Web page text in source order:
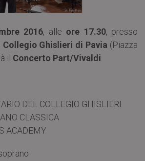
2016, alle ore 17.30, presso
Ghislieri di Pavia (Piazza
il Concerto Part/Vivaldi
DEL COLLEGIO GHISLIERI
CLASSICA
ACADEMY